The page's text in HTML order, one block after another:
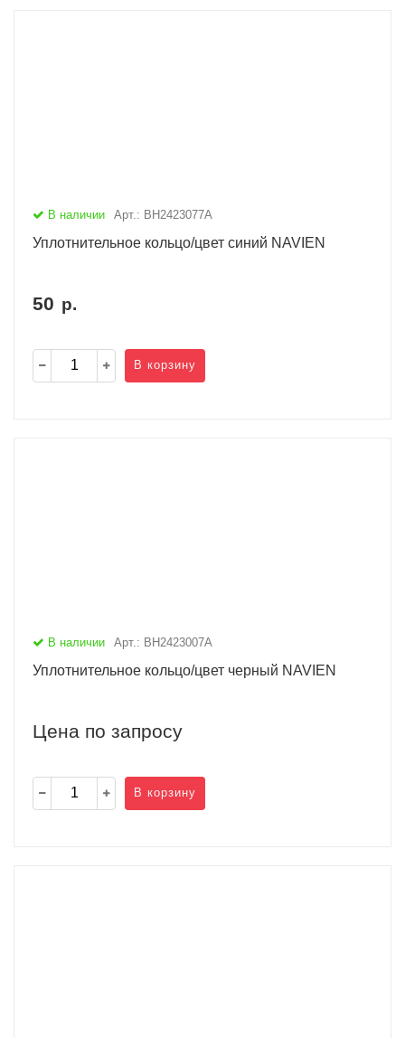
В наличии Арт.: BH2423077A
Уплотнительное кольцо/цвет синий NAVIEN
50 р.
В корзину
В наличии Арт.: BH2423007A
Уплотнительное кольцо/цвет черный NAVIEN
Цена по запросу
В корзину